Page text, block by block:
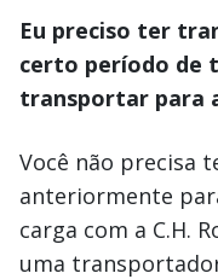
Eu preciso ter
certo período de
transportar para
Você não precisa
anteriormente
carga com a C.H.
uma